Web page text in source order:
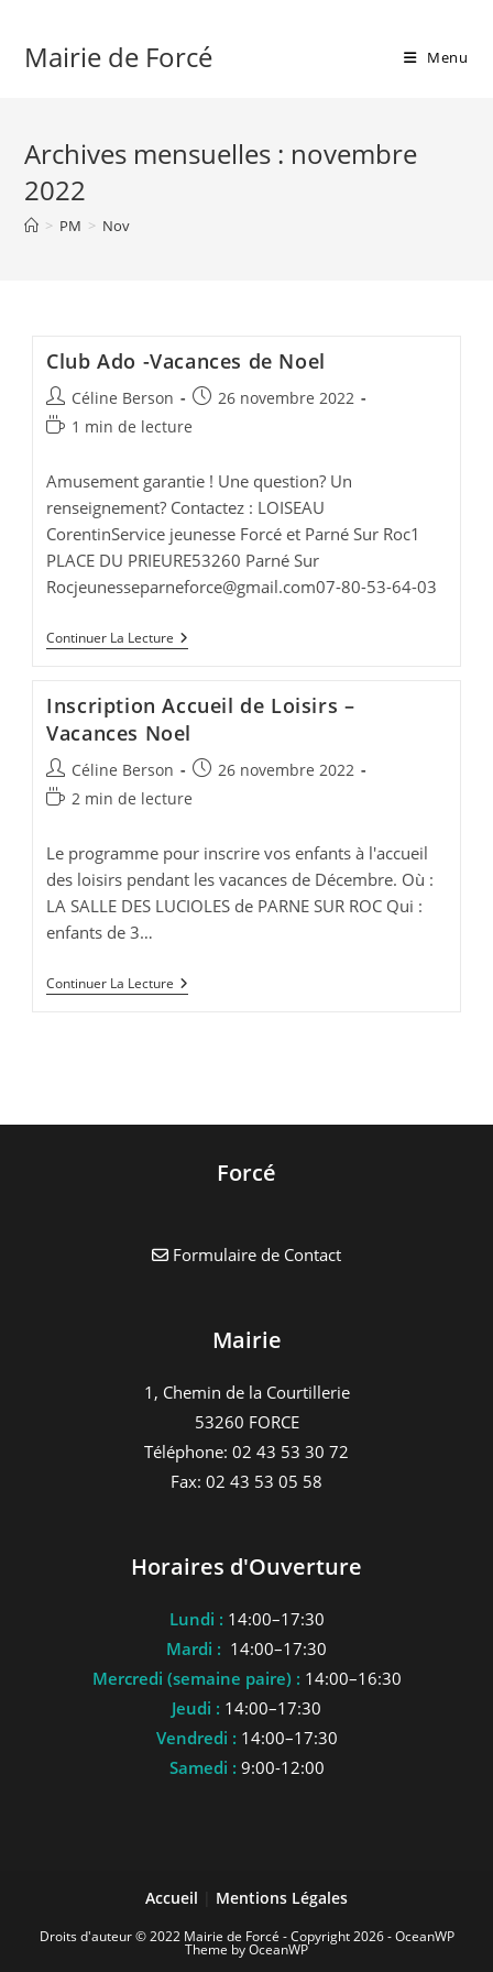
contentMairie de Forcé Menu
Archives mensuelles : novembre
2022
> PM > Nov
Club Ado -Vacances de Noel
Auteur/autrice
de
Céline Berson
Publication
26 novembre 2022
Temps
lecture :
1 min de lecture
Amusement garantie ! Une question? Un
renseignement? Contactez : LOISEAU
CorentinService jeunesse Forcé et Parné Sur Roc1
PLACE DU PRIEURE53260 Parné Sur
Rocjeunesseparneforce@gmail.com07-80-53-64-03
Continuer La Lecture Club
Ado
De
Noel
Inscription Accueil de Loisirs –
Vacances Noel
Auteur/autrice
de
Céline Berson
Publication
26 novembre 2022
Temps
lecture :
2 min de lecture
Le programme pour inscrire vos enfants à l'accueil
des loisirs pendant les vacances de Décembre. Où :
LA SALLE DES LUCIOLES de PARNE SUR ROC Qui :
enfants de 3…
Continuer La Lecture Inscription
Accueil
Forcé
Formulaire de Contact
Mairie
1, Chemin de la Courtillerie
53260 FORCE
Téléphone: 02 43 53 30 72
Fax: 02 43 53 05 58
Horaires d'Ouverture
Lundi : 14:00–17:30
Mardi : 14:00–17:30
Mercredi (semaine paire) : 14:00–16:30
Jeudi : 14:00–17:30
Vendredi : 14:00–17:30
Samedi : 9:00-12:00
Accueil Mentions Légales
Droits d'auteur © 2022 Mairie de Forcé - Copyright 2026 - OceanWP
Theme by OceanWP